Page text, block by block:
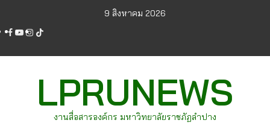
content
9 สิงหาคม 2026
facebook
youtube
instagram
tiktok
LPRUNEWS
งานสื่อสารองค์กร มหาวิทยาลัยราชภัฏลำปาง